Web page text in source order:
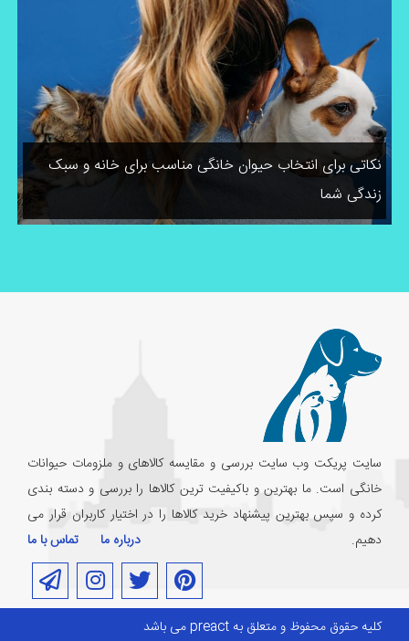
نکاتی برای انتخاب حیوان خانگی مناسب برای خانه و سبک
زندگی شما
سایت پریکت وب سایت بررسی و مقایسه کالاهای و ملزومات حیوانات
خانگی است. ما بهترین و باکیفیت ترین کالاها را بررسی و دسته بندی
کرده و سپس بهترین پیشنهاد خرید کالاها را در اختیار کاربران قرار می
دهیم.
درباره ما تماس با ما
کلیه حقوق محفوظ و متعلق به preact می باشد